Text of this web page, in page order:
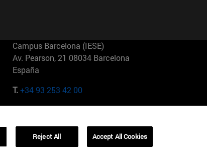
Campus Barcelona (IESE)
Av. Pearson, 21 08034 Barcelona
España
T.+34 93 253 42 00
01321001 Bela Vista Brasil
Reject All Accept All Cookies